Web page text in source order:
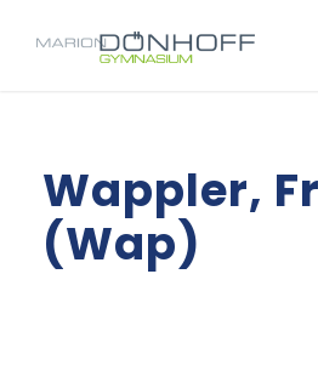
Wappler,
(Wap)